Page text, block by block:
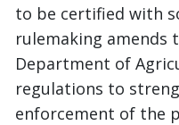
to be certified with
rulemaking amends
Department of
regulations to
enforcement of the